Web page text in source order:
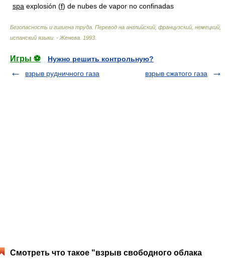
spa explosión (f) de nubes de vapor no confinadas
Безопасность и гигиена труда. Перевод на английский, французский, немецкий,
испанский языки. - Женева 1993
Игры ⚽
Нужно решить контрольную?
взрыв рудничного газа
взрыв сжатого газа
Смотреть что такое "взрыв свободного облака